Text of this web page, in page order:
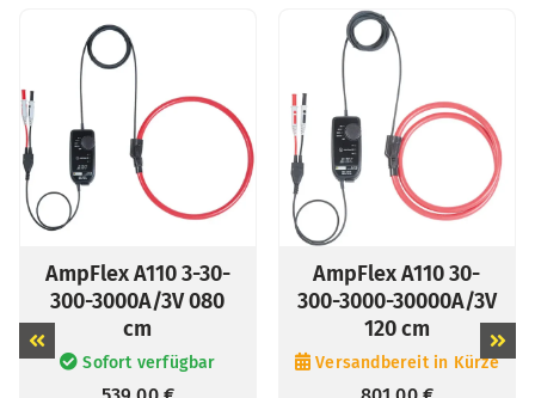
AmpFlex A110 3-30-
300-3000A/3V 080
cm
Sofort verfügbar
AmpFlex A110 30-
300-3000-30000A/3V
120 cm
Versandbereit in Kürze